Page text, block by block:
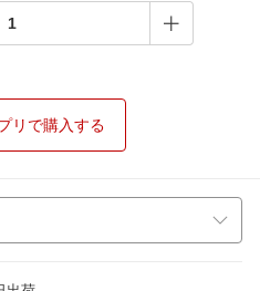
リで購入する